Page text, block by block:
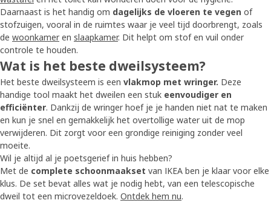
Daarnaast is het handig om dagelijks de vloeren te vegen of
stofzuigen, vooral in de ruimtes waar je veel tijd doorbrengt, zoals
de woonkamer en slaapkamer. Dit helpt om stof en vuil onder
controle te houden.
Wat is het beste dweilsysteem?
Het beste dweilsysteem is een vlakmop met wringer. Deze
handige tool maakt het dweilen een stuk eenvoudiger en
efficiënter. Dankzij de wringer hoef je je handen niet nat te maken
en kun je snel en gemakkelijk het overtollige water uit de mop
verwijderen. Dit zorgt voor een grondige reiniging zonder veel
moeite.
Wil je altijd al je poetsgerief in huis hebben?
Met de complete schoonmaakset van IKEA ben je klaar voor elke
klus. De set bevat alles wat je nodig hebt, van een telescopische
dweil tot een microvezeldoek. Ontdek hem nu.